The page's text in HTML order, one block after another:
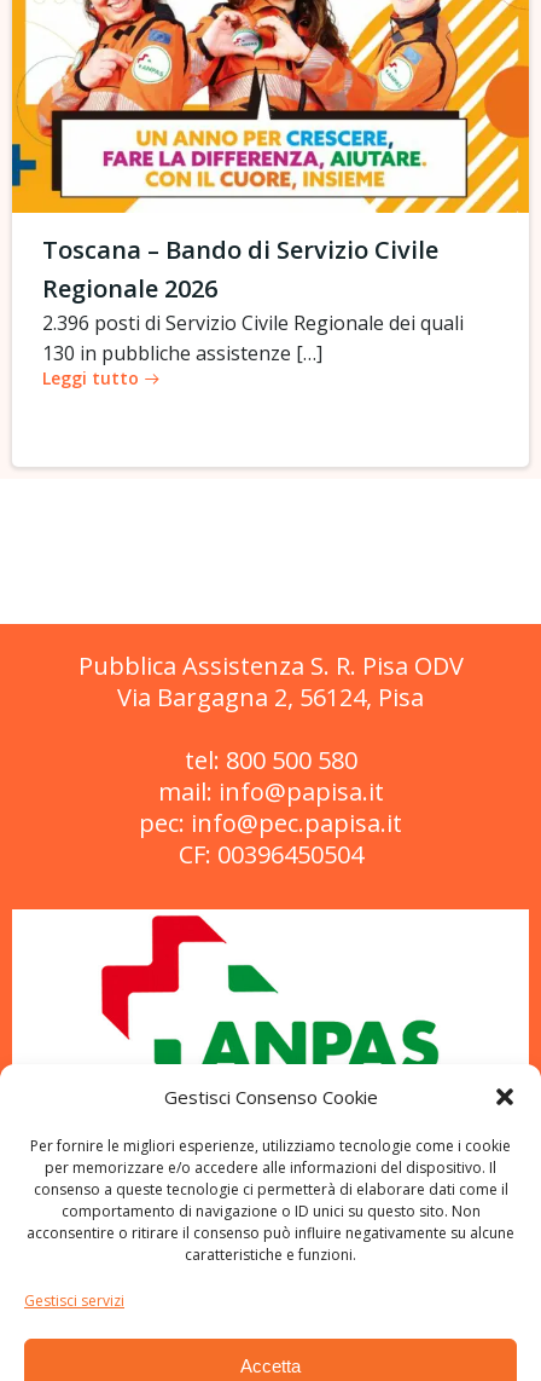
Gestisci Consenso Cookie
Per fornire le migliori esperienze, utilizziamo tecnologie come i cookie
per memorizzare e/o accedere alle informazioni del dispositivo. Il
consenso a queste tecnologie ci permetterà di elaborare dati come il
comportamento di navigazione o ID unici su questo sito. Non
acconsentire o ritirare il consenso può influire negativamente su alcune
caratteristiche e funzioni.
Gestisci servizi
Accetta
Toscana – Bando di Servizio Civile
Regionale 2026
2.396 posti di Servizio Civile Regionale dei quali
130 in pubbliche assistenze […]
Leggi tutto
Pubblica Assistenza S. R. Pisa ODV
Via Bargagna 2, 56124, Pisa
tel: 800 500 580
mail: info@papisa.it
pec: info@pec.papisa.it
CF: 00396450504